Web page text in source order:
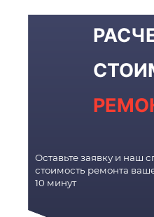
Оставьте заявку и наш
стоимость ремонта
10 минут